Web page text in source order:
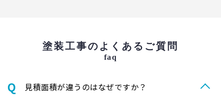
塗装工事のよくあるご質問
faq
⾒積⾯積が違うのはなぜですか？